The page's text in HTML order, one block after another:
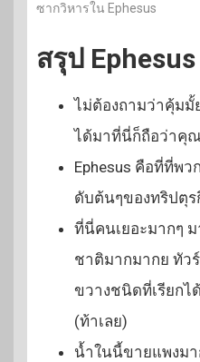
ซากวิหารใน Ephesus
สรุป Ephesus
ไม่ต้องถามว่าคุ้มมั้
ได้มาที่นี่ก็ถือว่าคุ
Ephesus คือที่ที่พว
ดับต้นๆของทริปตุร
ที่นี่คนเยอะมากๆ
ชาติมากมากย ทัว
ขวางชนิดที่เรียกไ
(ท้าเลย)
น้ำในนี้ขายแพงมา